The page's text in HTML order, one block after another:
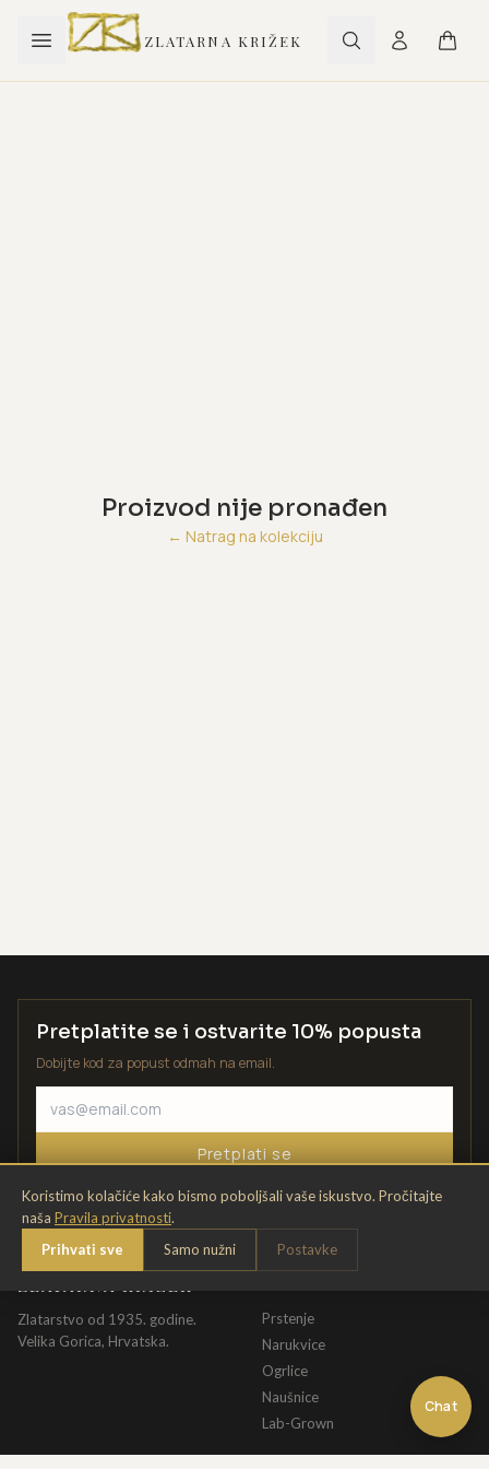
ZLATARNA KRIŽEK
Proizvod nije pronađen
← Natrag na kolekciju
Chat
Koristimo kolačiće kako bismo poboljšali vaše iskustvo. Pročitajte
naša Pravila privatnosti.
Prihvati sve
Samo nužni Postavke
Pretplatite se i ostvarite 10% popusta
Dobijte kod za popust odmah na email.
Pretplati se
Zlatarstvo od 1935. godine.
Velika Gorica, Hrvatska.
Prstenje
Narukvice
Ogrlice
Naušnice
Lab-Grown